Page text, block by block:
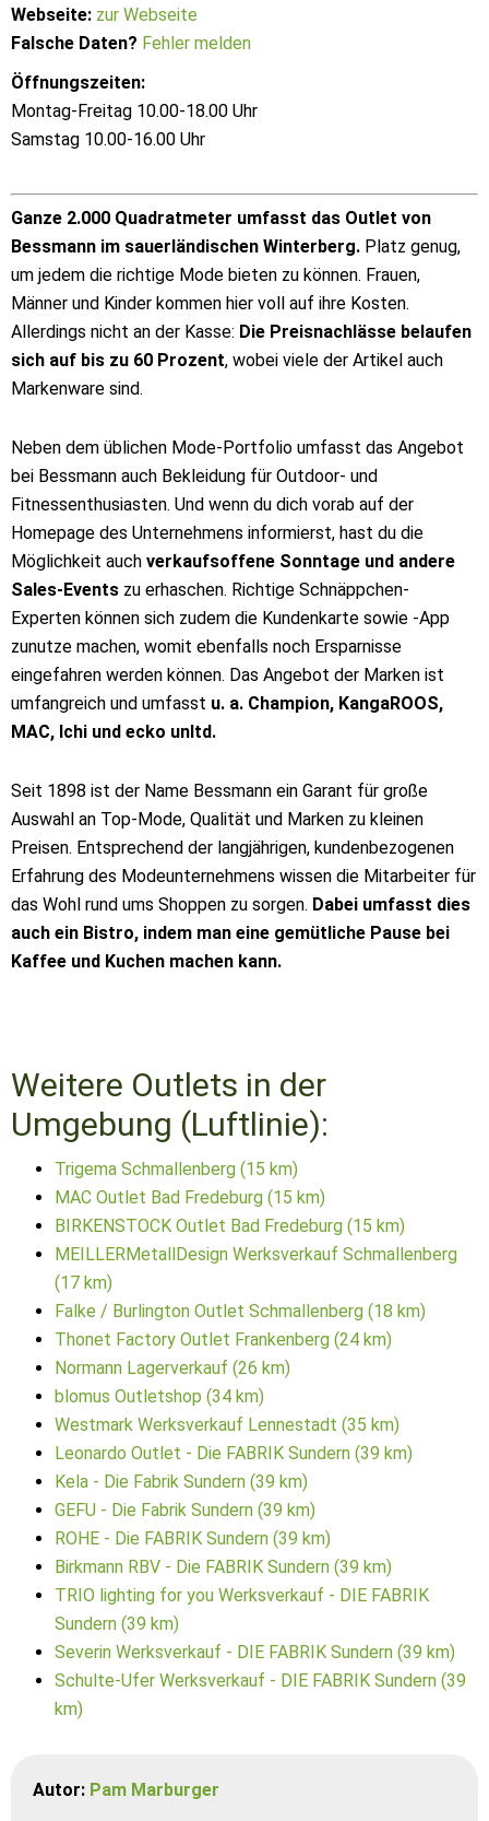
Webseite: zur Webseite
Falsche Daten? Fehler melden
Öffnungszeiten:
Montag-Freitag 10.00-18.00 Uhr
Samstag 10.00-16.00 Uhr
Ganze 2.000 Quadratmeter umfasst das Outlet von
Bessmann im sauerländischen Winterberg. Platz genug,
um jedem die richtige Mode bieten zu können. Frauen,
Männer und Kinder kommen hier voll auf ihre Kosten.
Allerdings nicht an der Kasse: Die Preisnachlässe belaufen
sich auf bis zu 60 Prozent, wobei viele der Artikel auch
Markenware sind.
Neben dem üblichen Mode-Portfolio umfasst das Angebot
bei Bessmann auch Bekleidung für Outdoor- und
Fitnessenthusiasten. Und wenn du dich vorab auf der
Homepage des Unternehmens informierst, hast du die
Möglichkeit auch verkaufsoffene Sonntage und andere
Sales-Events zu erhaschen. Richtige Schnäppchen-
Experten können sich zudem die Kundenkarte sowie -App
zunutze machen, womit ebenfalls noch Ersparnisse
eingefahren werden können. Das Angebot der Marken ist
umfangreich und umfasst u. a. Champion, KangaROOS,
MAC, Ichi und ecko unltd.
Seit 1898 ist der Name Bessmann ein Garant für große
Auswahl an Top-Mode, Qualität und Marken zu kleinen
Preisen. Entsprechend der langjährigen, kundenbezogenen
Erfahrung des Modeunternehmens wissen die Mitarbeiter für
das Wohl rund ums Shoppen zu sorgen. Dabei umfasst dies
auch ein Bistro, indem man eine gemütliche Pause bei
Kaffee und Kuchen machen kann.
Weitere Outlets in der
Umgebung (Luftlinie):
Trigema Schmallenberg (15 km)
MAC Outlet Bad Fredeburg (15 km)
BIRKENSTOCK Outlet Bad Fredeburg (15 km)
MEILLERMetallDesign Werksverkauf Schmallenberg
(17 km)
Falke / Burlington Outlet Schmallenberg (18 km)
Thonet Factory Outlet Frankenberg (24 km)
Normann Lagerverkauf (26 km)
blomus Outletshop (34 km)
Westmark Werksverkauf Lennestadt (35 km)
Leonardo Outlet - Die FABRIK Sundern (39 km)
Kela - Die Fabrik Sundern (39 km)
GEFU - Die Fabrik Sundern (39 km)
ROHE - Die FABRIK Sundern (39 km)
Birkmann RBV - Die FABRIK Sundern (39 km)
TRIO lighting for you Werksverkauf - DIE FABRIK
Sundern (39 km)
Severin Werksverkauf - DIE FABRIK Sundern (39 km)
Schulte-Ufer Werksverkauf - DIE FABRIK Sundern (39
km)
Autor: Pam Marburger